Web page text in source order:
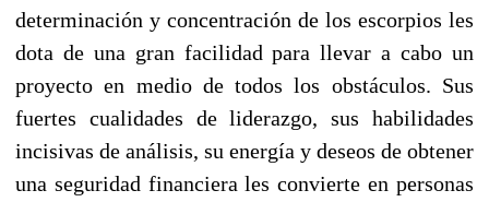
determinación y concentración de los escorpios les
dota de una gran facilidad para llevar a cabo un
proyecto en medio de todos los obstáculos. Sus
fuertes cualidades de liderazgo, sus habilidades
incisivas de análisis, su energía y deseos de obtener
una seguridad financiera les convierte en personas